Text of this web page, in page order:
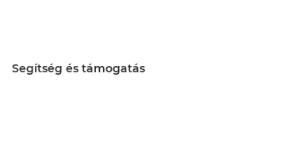
Segítség és támogatás